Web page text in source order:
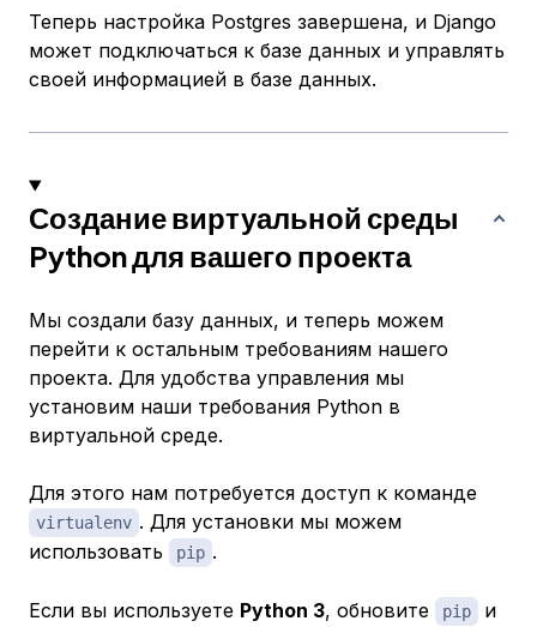
Теперь настройка Postgres завершена, и Django
может подключаться к базе данных и управлять
своей информацией в базе данных.
Создание виртуальной среды
Python для вашего проекта
Мы создали базу данных, и теперь можем
перейти к остальным требованиям нашего
проекта. Для удобства управления мы
установим наши требования Python в
виртуальной среде.
Для этого нам потребуется доступ к команде
virtualenv . Для установки мы можем
использовать
pip .
Если вы используете Python 3, обновите pip
и